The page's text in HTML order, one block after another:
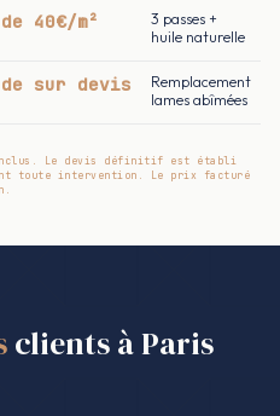
40€/m²
3 passes +
huile naturelle
sur devis
Remplacement
lames abîmées
Le devis définitif est établi
toute intervention. Le prix facturé
clients à Paris